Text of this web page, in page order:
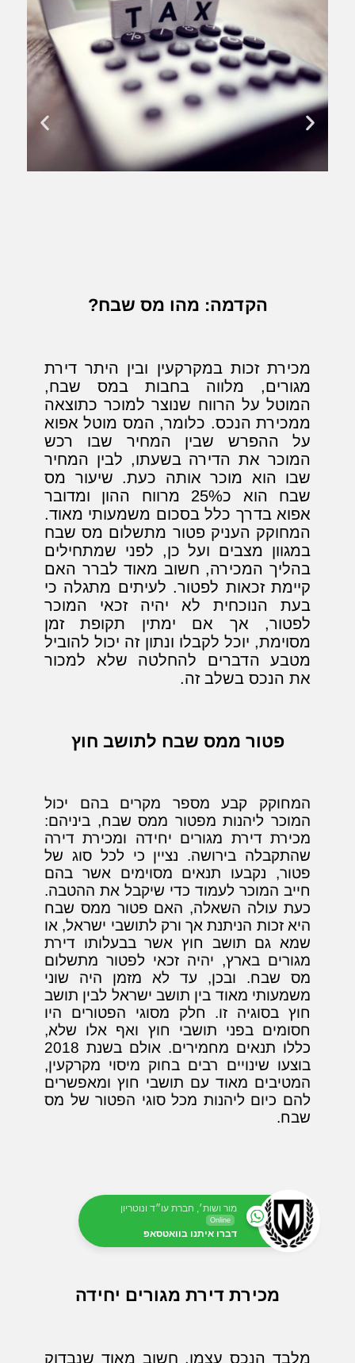
הקדמה: מהו מס שבח?
מכירת זכות במקרקעין ובין היתר דירת
מגורים, מלווה בחבות במס שבח,
המוטל על הרווח שנוצר למוכר כתוצאה
ממכירת הנכס. כלומר, המס מוטל אפוא
על ההפרש שבין המחיר שבו רכש
המוכר את הדירה בשעתו, לבין המחיר
שבו הוא מוכר אותה כעת. שיעור מס
שבח הוא כ25% מרווח ההון ומדובר
אפוא בדרך כלל בסכום משמעותי מאוד.
המחוקק העניק פטור מתשלום מס שבח
במגוון מצבים ועל כן, לפני שמתחילים
בהליך המכירה, חשוב מאוד לברר האם
קיימת זכאות לפטור. לעיתים מתגלה כי
בעת הנוכחית לא יהיה זכאי המוכר
לפטור, אך אם ימתין תקופת זמן
מסוימת, יוכל לקבלו ונתון זה יכול להוביל
מטבע הדברים להחלטה שלא למכור
את הנכס בשלב זה.
פטור ממס שבח לתושב חוץ
המחוקק קבע מספר מקרים בהם יכול
המוכר ליהנות מפטור ממס שבח, ביניהם:
מכירת דירת מגורים יחידה ומכירת דירה
שהתקבלה בירושה. נציין כי לכל סוג של
פטור, נקבעו תנאים מסוימים אשר בהם
חייב המוכר לעמוד כדי שיקבל את ההטבה.
כעת עולה השאלה, האם פטור ממס שבח
היא זכות הניתנת אך ורק לתושבי ישראל, או
שמא גם תושב חוץ אשר בבעלותו דירת
מגורים בארץ, יהיה זכאי לפטור מתשלום
מס שבח. ובכן, עד לא מזמן היה שוני
משמעותי מאוד בין תושב ישראל לבין תושב
חוץ בסוגיה זו. חלק מסוגי הפטורים היו
חסומים בפני תושבי חוץ ואף אלו שלא,
כללו תנאים מחמירים. אולם בשנת 2018
בוצעו שינויים רבים בחוק מיסוי מקרקעין,
המטיבים מאוד עם תושבי חוץ ומאפשרים
להם כיום ליהנות מכל סוגי הפטור של מס
שבח.
מור ושות׳, חברת עו״ד ונוטריון
Online
דברו איתנו בוואטסאפ
מכירת דירת מגורים יחידה
מלבד הנכס עצמו, חשוב מאוד שנבדוק